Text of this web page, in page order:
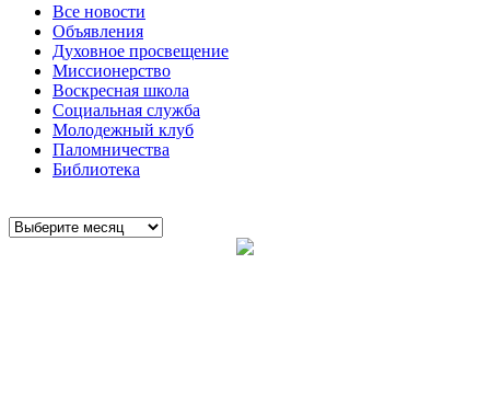
Все новости
Объявления
Духовное просвещение
Миссионерство
Воскресная школа
Социальная служба
Молодежный клуб
Паломничества
Библиотека